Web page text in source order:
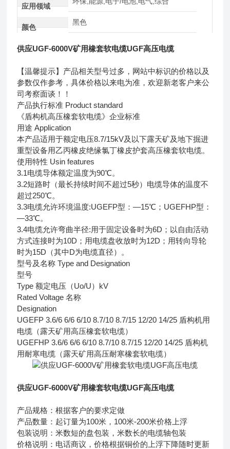
应用领域
颜色
黑色
供应UGF-6000V矿用橡套软电缆UGF高压电缆
【温馨提示】产品相关型号过多，网站中标识的价格以及
参数仅作参考，具体价格以来电为准，欢迎新老客户来公
司考察面谈！！
产品执行标准 Product standard
《盾构机高压橡套软电缆》企业标准
用途 Application
本产品适用于额定电压8.7/15kV及以下露天矿及地下掘进
重型设备用乙丙橡皮绝缘氯丁橡皮护套高压橡套软电缆。
使用特性 Usin features
3.1电缆导体额定温度为90℃。
3.2短路时（最长持续时间不超过5秒）电缆导体的温度不
超过250℃。
3.3电缆允许环境温度:UGEFP型：—15℃；UGEFHP型：
—33℃。
3.4电缆允许弯曲半径:用于固定设备时为6D；以自由活动
方式连接时为10D；用电缆盘收放时为12D；用转向导轮
时为15D（其中D为电缆直径）。
型号及名称 Type and Designation
型号
Type 额定电压（Uo/U）kV
Rated Voltage 名称
Designation
UGEFP 3.6/6 6/6 6/10 8.7/10 8.7/15 12/20 14/25 盾构机用
电缆（露天矿用高压橡套软电缆）
UGEFHP 3.6/6 6/6 6/10 8.7/10 8.7/15 12/20 14/25 盾构机
用耐寒电缆（露天矿用高压耐寒橡套软电缆）
供应UGF-6000V矿用橡套软电缆UGF高压电缆
产品规格：根据客户的要求定做
产品数量：起订量为100米，100米-200米价格上浮
包装说明：米数短的盘包装，米数长的电缆轴包装
价格说明：电话商议，价格根据铜价的上浮下降随时更新